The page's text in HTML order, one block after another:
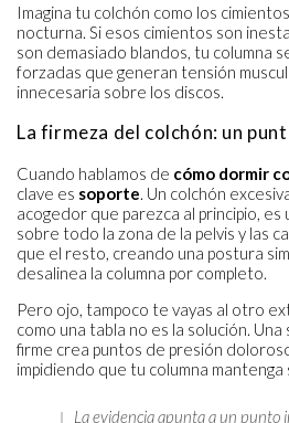
Imagina tu colchón como los
nocturna. Si esos cimientos son
son demasiado blandos, tu columna
forzadas que generan tensión
innecesaria sobre los discos.
La firmeza del colchón: un
Cuando hablamos de cómo dormir
clave es soporte. Un colchón
acogedor que parezca al principio, es
sobre todo la zona de la pelvis y las
que el resto, creando una postura
desalinea la columna por completo.
Pero ojo, tampoco te vayas al otro
como una tabla no es la solución.
firme crea puntos de presión
impidiendo que tu columna
La evidencia apunta a un punto